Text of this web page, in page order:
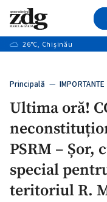
+9
+1
Caută
26°C, Chișinău
Principală — IMPORTANTE
Ultima oră!
PSRM –
special
teritoriul R.